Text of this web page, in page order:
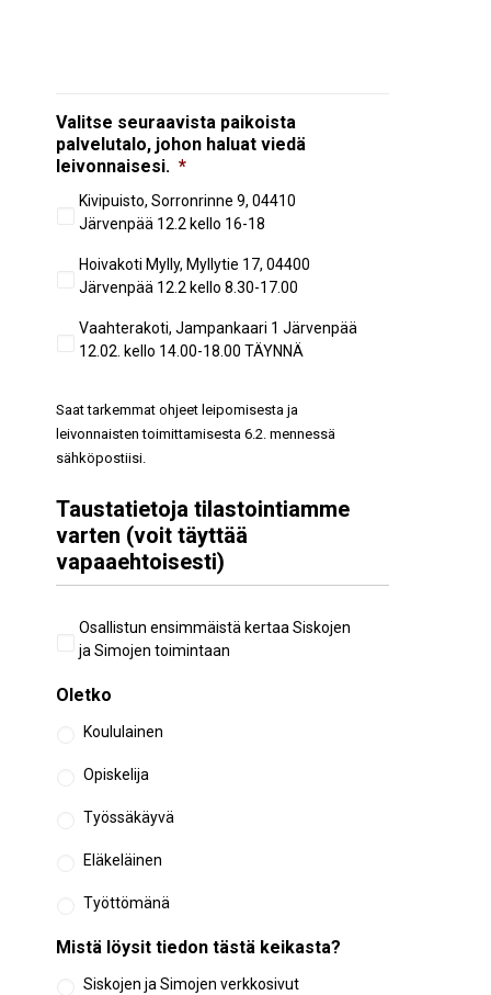
Valitse seuraavista paikoista
palvelutalo, johon haluat viedä
leivonnaisesi. *
Kivipuisto, Sorronrinne 9, 04410
Järvenpää 12.2 kello 16-18
Hoivakoti Mylly, Myllytie 17, 04400
Järvenpää 12.2 kello 8.30-17.00
Vaahterakoti, Jampankaari 1 Järvenpää
12.02. kello 14.00-18.00 TÄYNNÄ
Saat tarkemmat ohjeet leipomisesta ja
leivonnaisten toimittamisesta 6.2. mennessä
sähköpostiisi.
Taustatietoja tilastointiamme
varten (voit täyttää
vapaaehtoisesti)
Aiempi
osallistuminen
Osallistun ensimmäistä kertaa Siskojen
ja Simojen toimintaan
Oletko
Koululainen
Opiskelija
Työssäkäyvä
Eläkeläinen
Työttömänä
Mistä löysit tiedon tästä keikasta?
Siskojen ja Simojen verkkosivut